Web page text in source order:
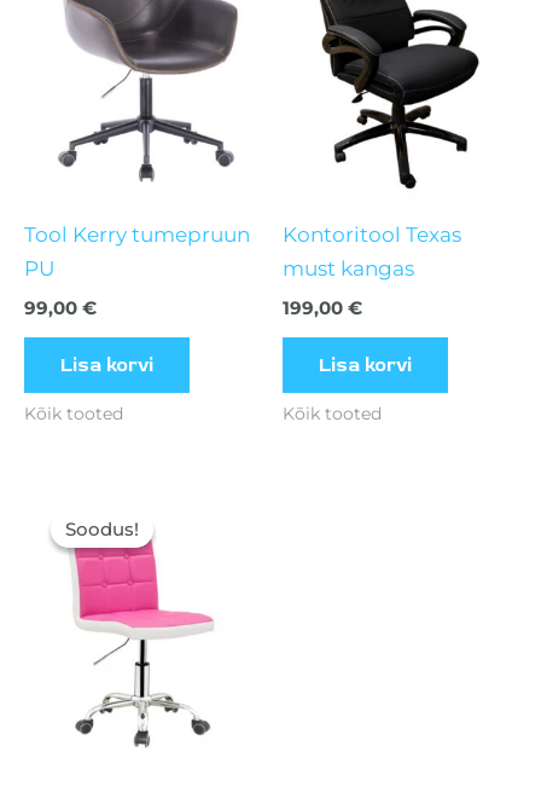
Tool Kerry tumepruun
PU
99,00 €
Lisa korvi
Kõik tooted
Kontoritool Texas
must kangas
199,00 €
Lisa korvi
Kõik tooted
Soodus!
Soodus!
hind
oli:
70,00 €.